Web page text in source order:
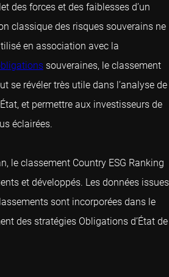
des forces et des faiblesses d’un
classique des risques souverains ne
en association avec la
souveraines, le classement
se révéler très utile dans l’analyse de
et permettre aux investisseurs de
éclairées.
le classement Country ESG Ranking
et développés. Les données issues
sont incorporées dans le
des stratégies Obligations d’État de